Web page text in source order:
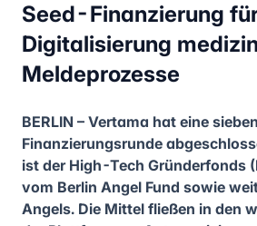
Seed-Finanzierung
Digitalisierung
Meldeprozesse
BERLIN – Vertama hat eine
Finanzierungsrunde
ist der High-Tech Gründerfonds
vom Berlin Angel Fund sowie
Angels. Die Mittel fließen in den